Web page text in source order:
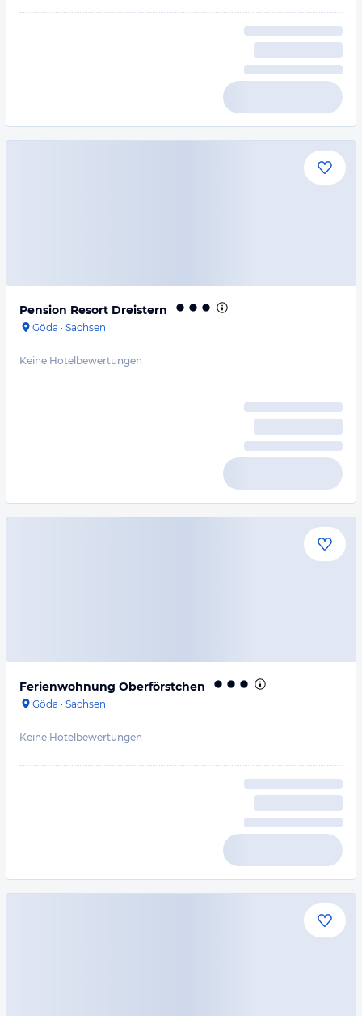
Pension Resort Dreistern
Göda · Sachsen
Keine Hotelbewertungen
Ferienwohnung Oberförstchen
Göda · Sachsen
Keine Hotelbewertungen